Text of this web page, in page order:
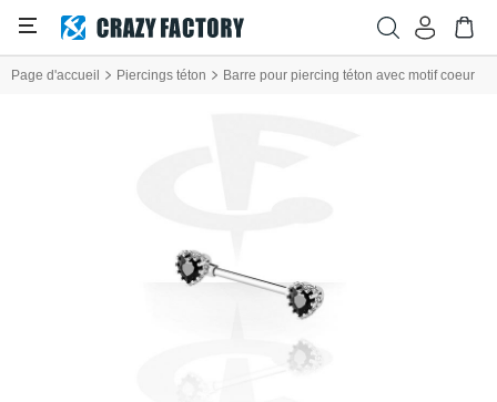
Page d'accueil Piercings téton Barre pour piercing téton avec motif coeur